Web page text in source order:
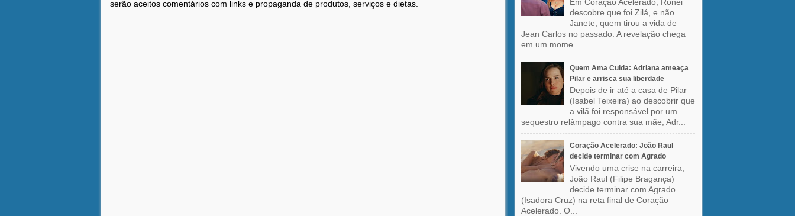
serão aceitos comentários com links e propaganda de produtos, serviços e dietas.
descobre que foi Zilá, e não
Janete, quem tirou a vida de
Jean Carlos no passado. A revelação chega
em um mome...
Quem Ama Cuida: Adriana ameaça
Pilar e arrisca sua liberdade
Depois de ir até a casa de Pilar
(Isabel Teixeira) ao descobrir que
a vilã foi responsável por um
sequestro relâmpago contra sua mãe, Adr...
Coração Acelerado: João Raul
decide terminar com Agrado
Vivendo uma crise na carreira,
João Raul (Filipe Bragança)
decide terminar com Agrado
(Isadora Cruz) na reta final de Coração
Acelerado. O...